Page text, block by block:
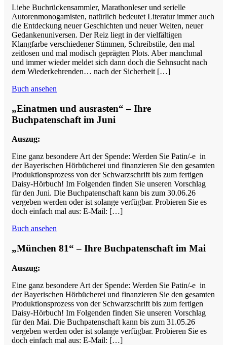
Liebe Buchrückensammler, Marathonleser und serielle
Autorenmonogamisten, natürlich bedeutet Literatur immer auch
die Entdeckung neuer Geschichten und neuer Welten, neuer
Gedankenuniversen. Der Reiz liegt in der vielfältigen
Klangfarbe verschiedener Stimmen, Schreibstile, den mal
zeitlosen und mal modisch geprägten Plots. Aber manchmal
und immer wieder meldet sich dann doch die Sehnsucht nach
dem Wiederkehrenden… nach der Sicherheit […]
Buch ansehen
„Einatmen und ausrasten“ – Ihre
Buchpatenschaft im Juni
Auszug:
Eine ganz besondere Art der Spende: Werden Sie Patin/-e in
der Bayerischen Hörbücherei und finanzieren Sie den gesamten
Produktionsprozess von der Schwarzschrift bis zum fertigen
Daisy-Hörbuch! Im Folgenden finden Sie unseren Vorschlag
für den Juni. Die Buchpatenschaft kann bis zum 30.06.26
vergeben werden oder ist solange verfügbar. Probieren Sie es
doch einfach mal aus: E-Mail: […]
Buch ansehen
„München 81“ – Ihre Buchpatenschaft im Mai
Auszug:
Eine ganz besondere Art der Spende: Werden Sie Patin/-e in
der Bayerischen Hörbücherei und finanzieren Sie den gesamten
Produktionsprozess von der Schwarzschrift bis zum fertigen
Daisy-Hörbuch! Im Folgenden finden Sie unseren Vorschlag
für den Mai. Die Buchpatenschaft kann bis zum 31.05.26
vergeben werden oder ist solange verfügbar. Probieren Sie es
doch einfach mal aus: E-Mail: […]